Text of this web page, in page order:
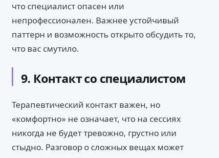
что специалист опасен или
непрофессионален. Важнее устойчивый
паттерн и возможность открыто обсудить то,
что вас смутило.
9. Контакт со специалистом
Терапевтический контакт важен, но
«комфортно» не означает, что на сессиях
никогда не будет тревожно, грустно или
стыдно. Разговор о сложных вещах может